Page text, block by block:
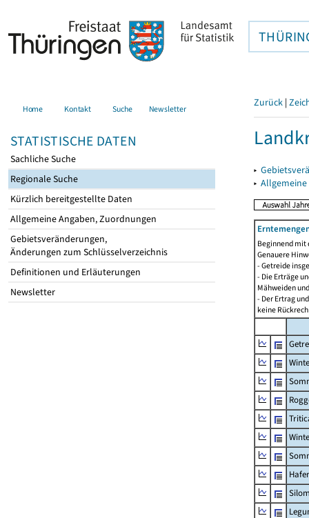
Home Kontakt Suche Newsletter
STATISTISCHE DATEN
Sachliche Suche
Regionale Suche
Kürzlich bereitgestellte Daten
Allgemeine Angaben, Zuordnungen
Gebietsveränderungen,
Änderungen zum Schlüsselverzeichnis
Definitionen und Erläuterungen
Newsletter
Zurück |
▸
▸
Beginnend mit
Genauere
- Getreide
- Die Erträge
Mähweiden
- Der Ertrag
keine
Hafer